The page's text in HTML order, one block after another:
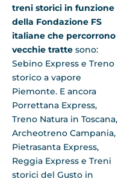
treni storici in funzione
della Fondazione FS
italiane che percorrono
vecchie tratte sono:
Sebino Express e Treno
storico a vapore
Piemonte. E ancora
Porrettana Express,
Treno Natura in Toscana,
Archeotreno Campania,
Pietrasanta Express,
Reggia Express e Treni
storici del Gusto in